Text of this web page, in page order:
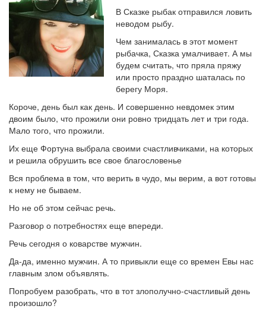
В Сказке рыбак отправился ловить
неводом рыбу.
Чем занималась в этот момент
рыбачка, Сказка умалчивает. А мы
будем считать, что пряла пряжу
или просто праздно шаталась по
берегу Моря.
Короче, день был как день. И совершенно невдомек этим
двоим было, что прожили они ровно тридцать лет и три года.
Мало того, что прожили.
Их еще Фортуна выбрала своими счастливчиками, на которых
и решила обрушить все свое благословенье
Вся проблема в том, что верить в чудо, мы верим, а вот готовы
к нему не бываем.
Но не об этом сейчас речь.
Разговор о потребностях еще впереди.
Речь сегодня о коварстве мужчин.
Да-да, именно мужчин. А то привыкли еще со времен Евы нас
главным злом объявлять.
Попробуем разобрать, что в тот злополучно-счастливый день
произошло?